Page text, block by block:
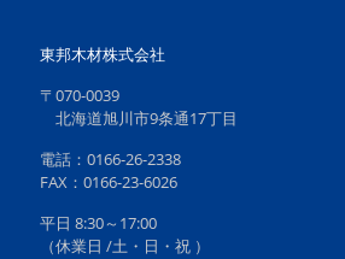
東邦木材株式会社
〒070-0039
北海道旭川市9条通17丁目
電話：0166-26-2338
FAX：0166-23-6026
平日 8:30～17:00
（休業日 /土・日・祝 ）